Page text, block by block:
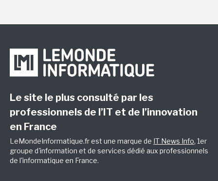
Le site le plus consulté par les
professionnels de l’IT et de l’innovation
en France
LeMondeInformatique.fr est une marque de IT News Info, 1er
groupe d'information et de services dédié aux professionnels
de l'informatique en France.